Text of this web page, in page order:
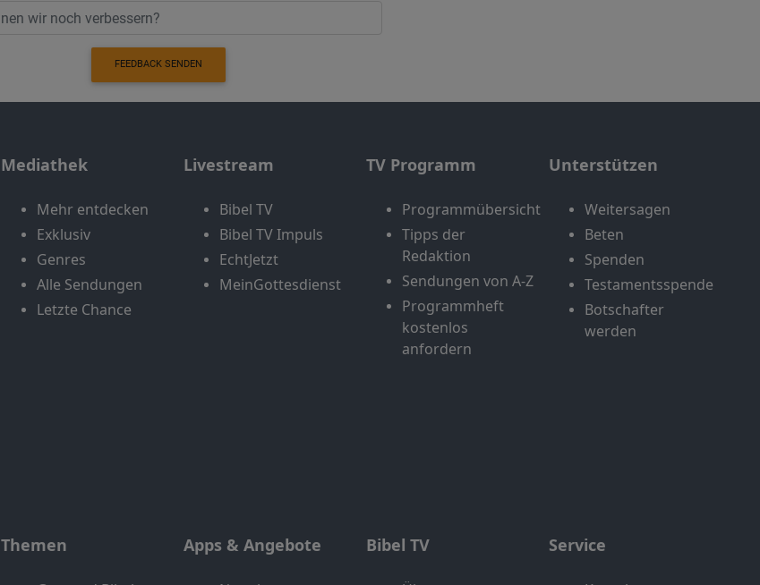
FEEDBACK SENDEN
Mediathek
Mehr entdecken
Exklusiv
Genres
Alle Sendungen
Letzte Chance
Livestream
Bibel TV
Bibel TV Impuls
EchtJetzt
MeinGottesdienst
TV Programm
Programmübersicht
Tipps der
Redaktion
Sendungen von A-Z
Programmheft
kostenlos
anfordern
Unterstützen
Weitersagen
Beten
Spenden
Testamentsspende
Botschafter
werden
Themen Apps & Angebote Bibel TV Service